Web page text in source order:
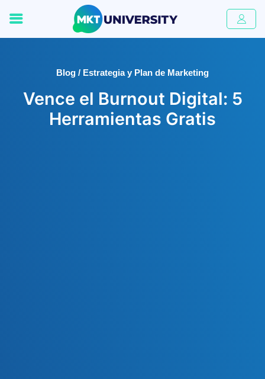
Blog / Estrategia y Plan de Marketing
Vence el Burnout Digital: 5
Herramientas Gratis